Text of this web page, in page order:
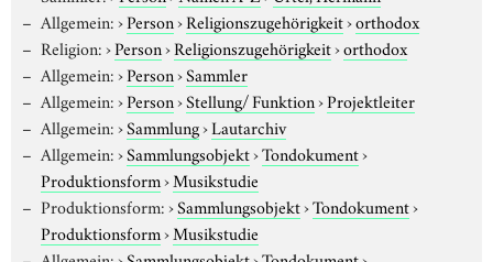
Allgemein:›Person›Religionszugehörigkeit›orthodox
Religion:›Person›Religionszugehörigkeit›orthodox
Allgemein:›Person›Sammler
Allgemein:›Person›Stellung/ Funktion›Projektleiter
Allgemein:›Sammlung›Lautarchiv
Allgemein:›Sammlungsobjekt›Tondokument›
Produktionsform›Musikstudie
Produktionsform:›Sammlungsobjekt›Tondokument›
Produktionsform›Musikstudie